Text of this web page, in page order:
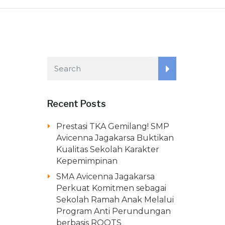
Recent Posts
Prestasi TKA Gemilang! SMP
Avicenna Jagakarsa Buktikan
Kualitas Sekolah Karakter
Kepemimpinan
SMA Avicenna Jagakarsa
Perkuat Komitmen sebagai
Sekolah Ramah Anak Melalui
Program Anti Perundungan
berbasis ROOTS